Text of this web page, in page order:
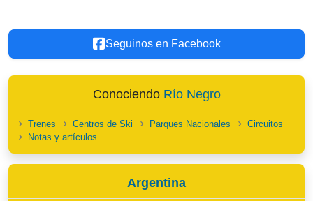
Seguinos en Facebook
Conociendo Río Negro
Trenes Centros de Ski Parques Nacionales
Circuitos
Notas y artículos
Argentina